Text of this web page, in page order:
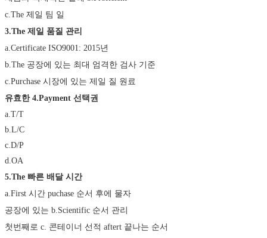
c.The 제일 팀 일
3.The 제일 품질 관리
a.Certificate ISO9001: 2015년
b.The 공장에 있는 최대 엄격한 검사 기준
c.Purchase 시장에 있는 제일 질 원료
유효한 4.Payment 선택권
a.T/T
b.L/C
c.D/P
d.OA
5.The 빠른 배달 시간
a.First 시간 puchase 순서 후에 물자
공장에 있는 b.Scientific 순서 관리
첫번째로 c. 콘테이너 선적 aftert 끝나는 순서